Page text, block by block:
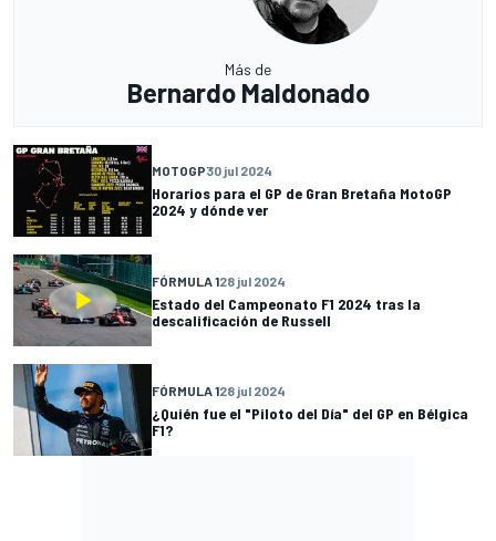
Más de
Bernardo Maldonado
MOTOGP30 jul 2024
Horarios para el GP de Gran Bretaña MotoGP
2024 y dónde ver
FÓRMULA 128 jul 2024
Estado del Campeonato F1 2024 tras la
descalificación de Russell
FÓRMULA 128 jul 2024
¿Quién fue el "Piloto del Día" del GP en Bélgica
F1?